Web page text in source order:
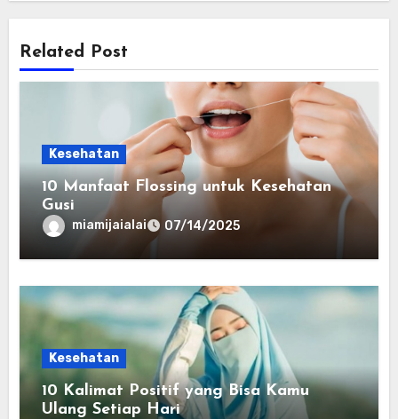
Related Post
Kesehatan
10 Manfaat Flossing untuk Kesehatan
Gusi
miamijaialai 07/14/2025
Kesehatan
10 Kalimat Positif yang Bisa Kamu
Ulang Setiap Hari